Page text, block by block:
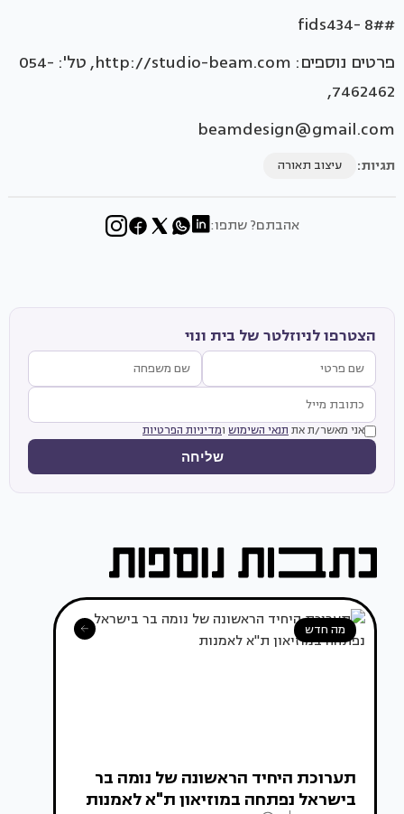
#fids434- 8#
פרטים נוספים: http://studio-beam.com, טל': 054-
7462462,
beamdesign@gmail.com
תגיות: עיצוב תאורה
אהבתם? שתפו:
הצטרפו לניוזלטר של בית ונוי
אני מאשר/ת את תנאי השימוש ומדיניות הפרטיות
שליחה
מה חדש
תערוכת היחיד הראשונה של נומה בר
בישראל נפתחה במוזיאון ת"א לאמנות